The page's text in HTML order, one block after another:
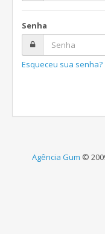
Senha
Esqueceu sua senha?
Agência Gum ©